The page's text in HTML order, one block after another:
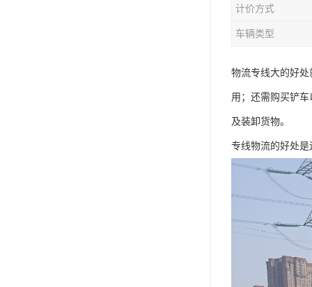
计价方式
车辆类型
物流专线大的好
用；还需购买铲
及装卸货物。
专线物流的好处